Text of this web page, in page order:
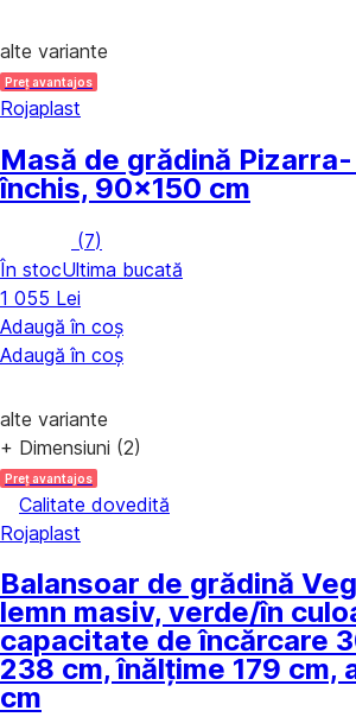
alte variante
Preț avantajos
Rojaplast
Masă de grădină Pizarra
închis, 90x150 cm
(7)
În stocUltima bucată
1 055 Lei
Adaugă în coș
Adaugă în coș
alte variante
+ Dimensiuni (2)
Preț avantajos
Calitate dovedită
Rojaplast
Balansoar de grădină
lemn masiv, verde/în
capacitate de încărcare
238 cm, înălțime 179 cm,
cm